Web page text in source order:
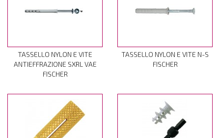
TASSELLO NYLON E VITE
ANTIEFFRAZIONE SXRL VAE
FISCHER
TASSELLO NYLON E VITE N-S
FISCHER